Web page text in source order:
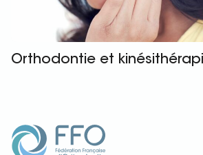
Orthodontie et